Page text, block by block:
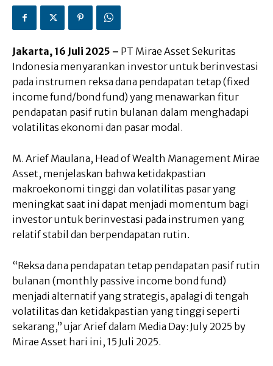
Jakarta, 16 Juli 2025 – PT Mirae Asset Sekuritas
Indonesia menyarankan investor untuk berinvestasi
pada instrumen reksa dana pendapatan tetap (fixed
income fund/bond fund) yang menawarkan fitur
pendapatan pasif rutin bulanan dalam menghadapi
volatilitas ekonomi dan pasar modal.
M. Arief Maulana, Head of Wealth Management Mirae
Asset, menjelaskan bahwa ketidakpastian
makroekonomi tinggi dan volatilitas pasar yang
meningkat saat ini dapat menjadi momentum bagi
investor untuk berinvestasi pada instrumen yang
relatif stabil dan berpendapatan rutin.
“Reksa dana pendapatan tetap pendapatan pasif rutin
bulanan (monthly passive income bond fund)
menjadi alternatif yang strategis, apalagi di tengah
volatilitas dan ketidakpastian yang tinggi seperti
sekarang,” ujar Arief dalam Media Day: July 2025 by
Mirae Asset hari ini, 15 Juli 2025.